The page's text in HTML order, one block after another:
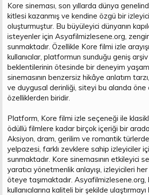
Kore sineması, son yıllarda dünya
kitlesi kazanmış ve kendine özgü bir
oluşturmuştur. Bu büyüleyici dünyanın
isteyenler için Asyafilmizlesene.org,
sunmaktadır. Özellikle Kore filmi izle
kullanıcılar, platformun sunduğu geniş
beklentilerinin ötesinde bir deneyim
sinemasının benzersiz hikâye anlatım
ve duygusal derinliği, siteyi bu alanda öne
özelliklerden biridir.
Platform, Kore filmi izle seçeneği ile
ödüllü filmlere kadar birçok içeriği bir
Aksiyon, dram, gerilim ve romantik
yelpazesi, farklı zevklere sahip izleyiciler
sunmaktadır. Kore sinemasının etkileyici
yaratıcı yönetmenlik anlayışı, izleyicileri
öteye taşımaktadır. Asyafilmizlesene.org,
kullanıcılarına kaliteli bir şekilde